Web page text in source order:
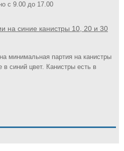
с 9.00 до 17.00
на синие канистры 10, 20 и 30
минимальная партия на канистры
синий цвет. Канистры есть в